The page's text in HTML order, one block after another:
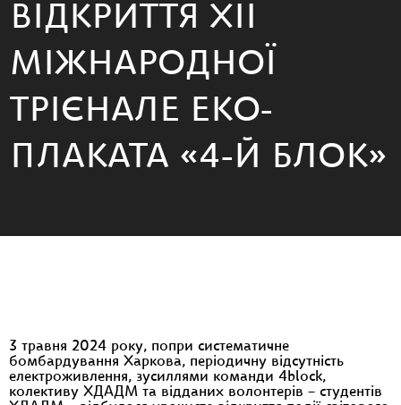
ВІДКРИТТЯ XII
МІЖНАРОДНОЇ
ТРІЄНАЛЕ ЕКО-
ПЛАКАТА «4-Й БЛОК»
3 травня 2024 року, попри систематичне
бомбардування Харкова, періодичну відсутність
електроживлення, зусиллями команди 4block,
колективу ХДАДМ та відданих волонтерів − студентів